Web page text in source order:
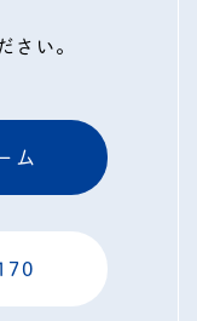
さい。
ム